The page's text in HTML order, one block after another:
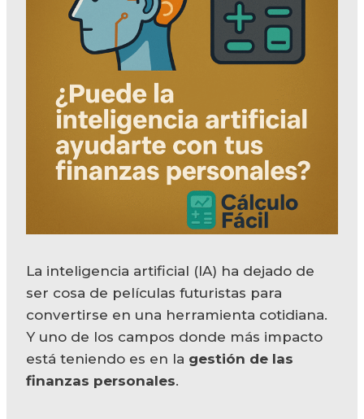
La inteligencia artificial (IA) ha dejado de
ser cosa de películas futuristas para
convertirse en una herramienta cotidiana.
Y uno de los campos donde más impacto
está teniendo es en la gestión de las
finanzas personales.